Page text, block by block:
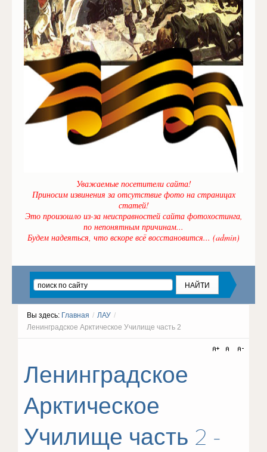
Уважаемые посетители сайта!
Приносим извинения за отсутствие фото на страницах
статей!
Это произошло из-за неисправностей сайта фотохостинга,
по непонятным причинам...
Будем надеяться, что вскоре всё восстановится... (admin)
Вы здесь: Главная / ЛАУ /
Ленинградское Арктическое Училище часть 2
Ленинградское
Арктическое
Училище часть 2 -